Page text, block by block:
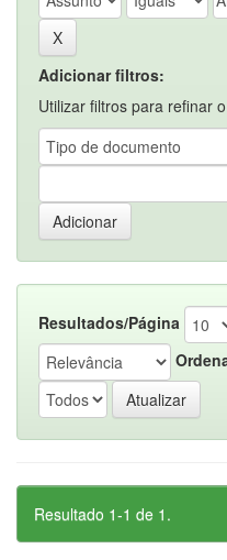
Adicionar filtros:
Utilizar filtros para refinar
Resultados/Página
Resultado 1-1 de 1.